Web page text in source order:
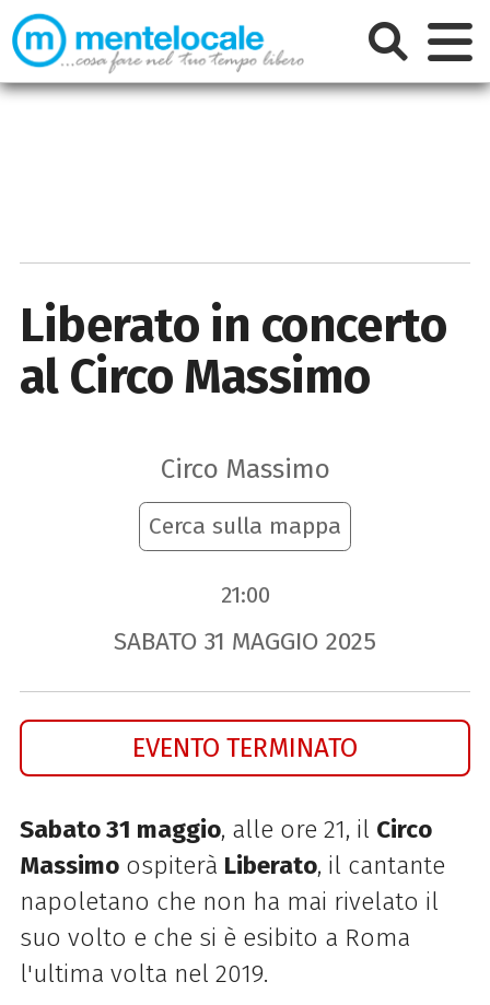
Liberato in concerto
al Circo Massimo
Circo Massimo
Cerca sulla mappa
21:00
SABATO 31 MAGGIO 2025
EVENTO TERMINATO
Sabato 31 maggio, alle ore 21, il Circo
Massimoospiterà Liberato, il cantante
napoletano che non ha mai rivelato il
suo volto e che si è esibito a Roma
l'ultima volta nel 2019.